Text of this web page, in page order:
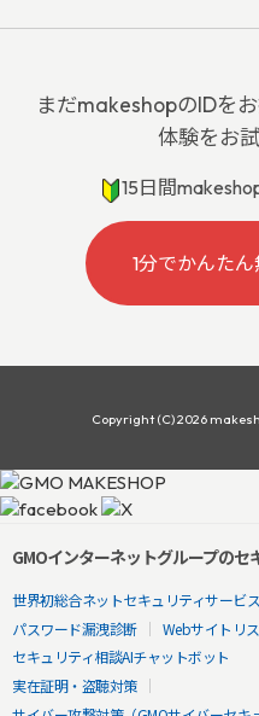
まだmakeshopのIDを
体験をお
15日間
1分でかんた
Copyright (C) 2026
GMOインターネットグループのセ
世界初総合ネットセキュリティサービ
パスワード漏洩診断
Webサイトリ
セキュリティ相談AIチャットボット
実在証明・盗聴対策